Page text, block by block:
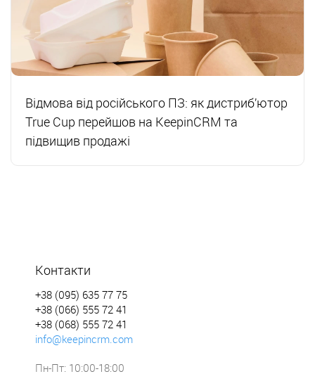
Відмова від російського ПЗ: як дистриб’ютор
True Cup перейшов на KeepinCRM та
підвищив продажі
Контакти
+38 (095) 635 77 75
+38 (066) 555 72 41
+38 (068) 555 72 41
info@keepincrm.com
Пн-Пт: 10:00-18:00